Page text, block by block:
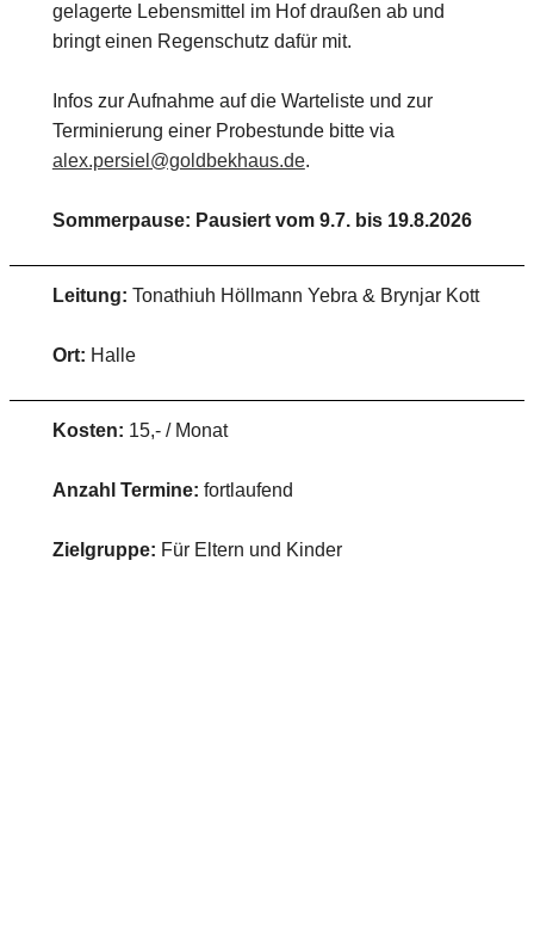
gelagerte Lebensmittel im Hof draußen ab und
bringt einen Regenschutz dafür mit.
Infos zur Aufnahme auf die Warteliste und zur
Terminierung einer Probestunde bitte via
alex.persiel@goldbekhaus.de.
Sommerpause: Pausiert vom 9.7. bis 19.8.2026
Leitung: Tonathiuh Höllmann Yebra & Brynjar Kott
Ort: Halle
Kosten: 15,- / Monat
Anzahl Termine: fortlaufend
Zielgruppe: Für Eltern und Kinder